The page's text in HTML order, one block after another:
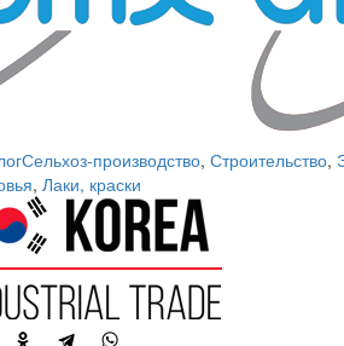
Сельхоз-производство, Строительство,
, Лаки, краски